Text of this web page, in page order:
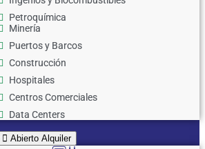
Petroquímica
Minería
Puertos y Barcos
Construcción
Hospitales
Centros Comerciales
Data Centers
Abierto Alquiler